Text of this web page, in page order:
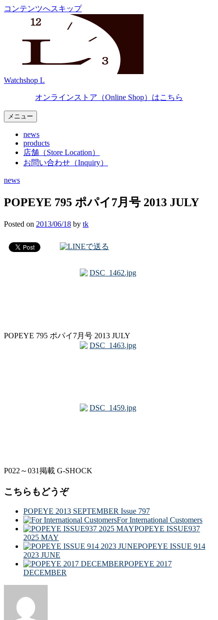
コンテンツへスキップ
Watchshop L
オンラインストア（Online Shop）はこちら
メニュー
news
products
店舗（Store Location）
お問い合わせ（Inquiry）
news
POPEYE 795 ポパイ7月号 2013 JULY
Posted on 2013/06/18 by tk
POPEYE 795 ポパイ7月号 2013 JULY
P022～031掲載 G-SHOCK
こちらもどうぞ
POPEYE 2013 SEPTEMBER Issue 797
For International Customers
POPEYE ISSUE937
2025 MAY
POPEYE ISSUE 914
2023 JUNE
POPEYE 2017
DECEMBER